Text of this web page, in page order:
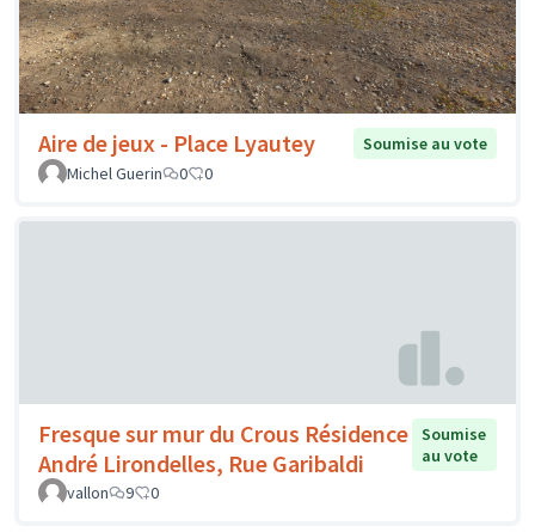
Aire de jeux - Place Lyautey
Soumise au vote
Michel Guerin
0 0
Fresque sur mur du Crous Résidence
André Lirondelles, Rue Garibaldi
Soumise
au vote
vallon
9 0